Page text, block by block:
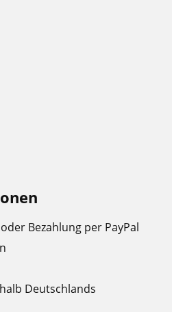
Bezahlung per PayPal
Deutschlands